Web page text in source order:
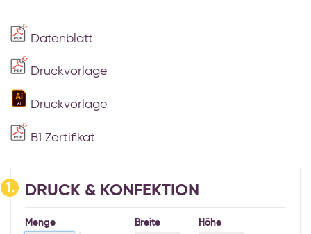
Datenblatt
Druckvorlage
Druckvorlage
B1 Zertifikat
1. DRUCK & KONFEKTION
Menge
Breite
Höhe